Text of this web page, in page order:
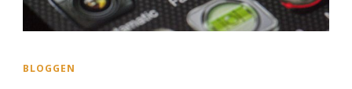
BLOGGEN